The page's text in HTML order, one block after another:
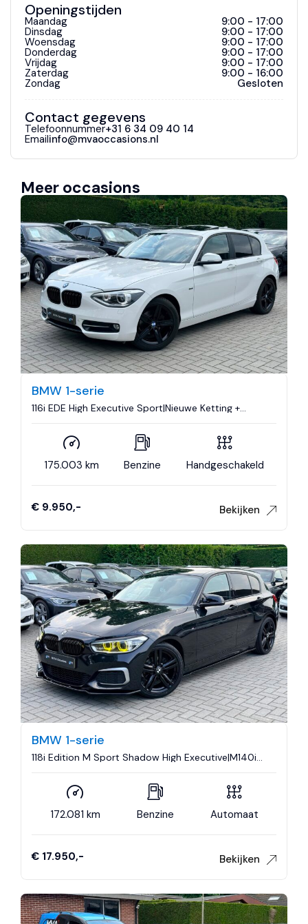
Openingstijden
Maandag 9:00 - 17:00
Dinsdag 9:00 - 17:00
Woensdag 9:00 - 17:00
Donderdag 9:00 - 17:00
Vrijdag 9:00 - 17:00
Zaterdag 9:00 - 16:00
Zondag Gesloten
Contact gegevens
Telefoonnummer+31 6 34 09 40 14
Emailinfo@mvaoccasions.nl
Meer occasions
BMW 1-serie
116i EDE High Executive Sport|Nieuwe Ketting +
175.003 km Benzine Handgeschakeld
€ 9.950,- Bekijken
BMW 1-serie
118i Edition M Sport Shadow High Executive|M140i
172.081 km Benzine Automaat
€ 17.950,- Bekijken